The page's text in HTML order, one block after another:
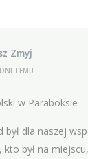
Zmyj
TEMU
w Paraboksie
był dla naszej
był na